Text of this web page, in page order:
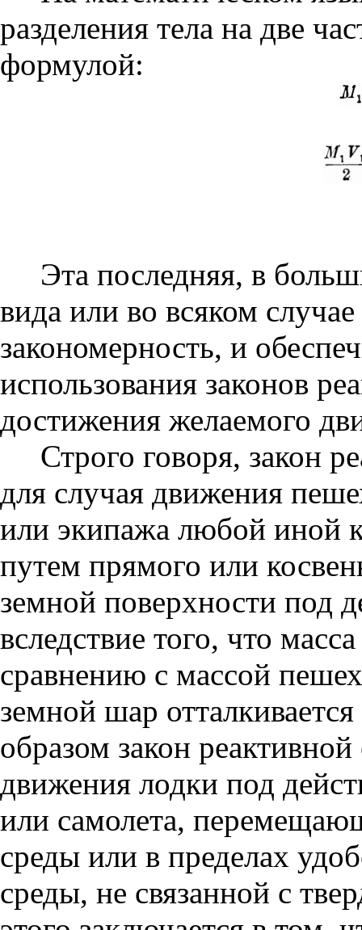
разделения тела на две
формулой:
Эта последняя, в
вида или во всяком
закономерность, и
использования законов
достижения желаемого
Строго говоря, закон
для случая движения
или экипажа любой иной
путем прямого или
земной поверхности под
вследствие того, что
сравнению с массой
земной шар
образом закон
движения лодки под
или самолета,
среды или в пределах
среды, не связанной с